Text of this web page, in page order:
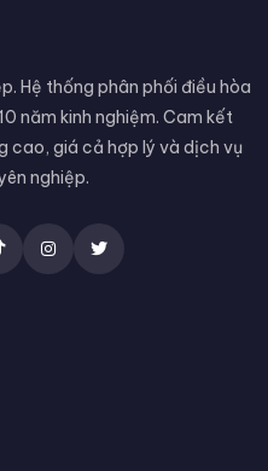
Hệ thống phân phối điều hòa
năm kinh nghiệm. Cam kết
cao, giá cả hợp lý và dịch vụ
nghiệp.